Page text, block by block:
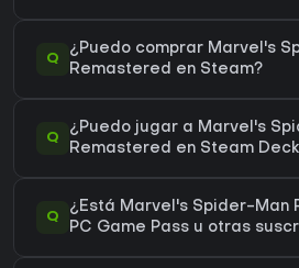
Q
¿Puedo comprar Marvel's
Remastered en Steam?
Q
¿Puedo jugar a Marvel's
Remastered en Steam
Q
¿Está Marvel's Spider-Man
PC Game Pass u otras